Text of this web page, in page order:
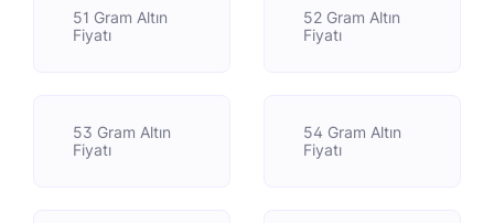
51 Gram Altın
Fiyatı
52 Gram Altın
Fiyatı
53 Gram Altın
Fiyatı
54 Gram Altın
Fiyatı